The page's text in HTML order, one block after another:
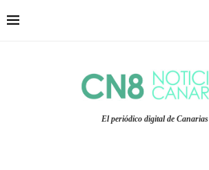
El periódico digital de Canarias